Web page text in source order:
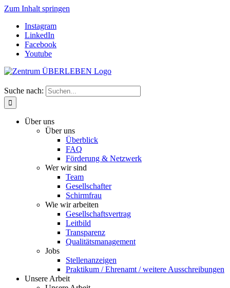
Zum Inhalt springen
Instagram
LinkedIn
Facebook
Youtube
Suche nach:
Über uns
Über uns
Überblick
FAQ
Förderung & Netzwerk
Wer wir sind
Team
Gesellschafter
Schirmfrau
Wie wir arbeiten
Gesellschaftsvertrag
Leitbild
Transparenz
Qualitätsmanagement
Jobs
Stellenanzeigen
Praktikum / Ehrenamt / weitere Ausschreibungen
Unsere Arbeit